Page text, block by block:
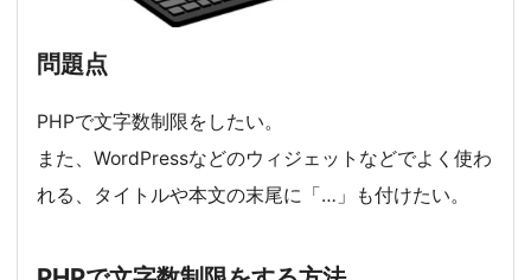
問題点
PHPで文字数制限をしたい。
また、WordPressなどのウィジェットなどでよく使わ
れる、タイトルや本文の末尾に「…」も付けたい。